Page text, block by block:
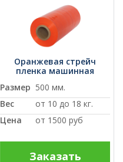
Оранжевая стрейч
пленка машинная
Размер 500 мм.
Вес
от 10 до 18 кг.
Цена
от 1500 руб
Заказать